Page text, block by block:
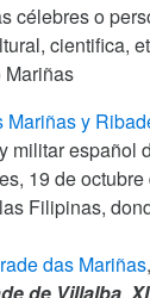
célebres o
cientifica,
Mariñas y
militar español
19 de
Filipinas,
das Mariñas
de Villalba,